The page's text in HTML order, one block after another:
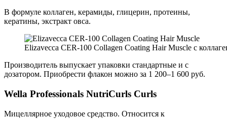
В формуле коллаген, керамиды, глицерин, протеины,
кератины, экстракт овса.
Elizavecca CER-100 Collagen Coating Hair Muscle с
Производитель выпускает упаковки стандартные и с
дозатором. Приобрести флакон можно за 1 200–1 600 руб.
Wella Professionals NutriCurls Curls
Мицеллярное уходовое средство. Относится к